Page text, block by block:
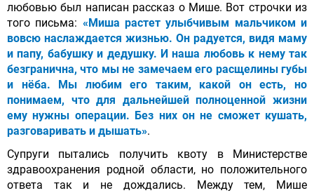
любовью был написан рассказ о Мише. Вот строчки из
того письма: «Миша растет улыбчивым мальчиком и
вовсю наслаждается жизнью. Он радуется, видя маму
и папу, бабушку и дедушку. И наша любовь к нему так
безгранична, что мы не замечаем его расщелины губы
и нёба. Мы любим его таким, какой он есть, но
понимаем, что для дальнейшей полноценной жизни
ему нужны операции. Без них он не сможет кушать,
разговаривать и дышать».
Супруги пытались получить квоту в Министерстве
здравоохранения родной области, но положительного
ответа так и не дождались. Между тем, Мише